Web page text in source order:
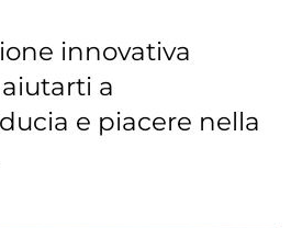
innovativa
a
e piacere nella